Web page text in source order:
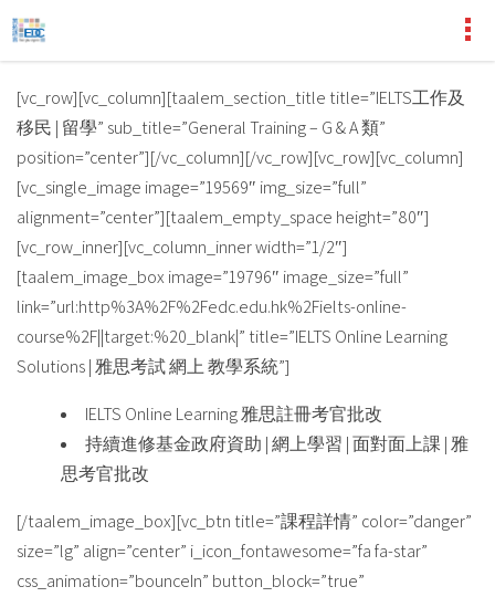
[vc_row][vc_column][taalem_section_title title=”IELTS工作及
移民 | 留學” sub_title=”General Training – G & A 類”
position=”center”][/vc_column][/vc_row][vc_row][vc_column]
[vc_single_image image=”19569″ img_size=”full”
alignment=”center”][taalem_empty_space height=”80″]
[vc_row_inner][vc_column_inner width=”1/2″]
[taalem_image_box image=”19796″ image_size=”full”
link=”url:http%3A%2F%2Fedc.edu.hk%2Fielts-online-
course%2F||target:%20_blank|” title=”IELTS Online Learning
Solutions | 雅思考試 網上 教學系統”]
IELTS Online Learning 雅思註冊考官批改
持續進修基金政府資助 | 網上學習 | 面對面上課 | 雅
思考官批改
[/taalem_image_box][vc_btn title=”課程詳情” color=”danger”
size=”lg” align=”center” i_icon_fontawesome=”fa fa-star”
css_animation=”bounceIn” button_block=”true”